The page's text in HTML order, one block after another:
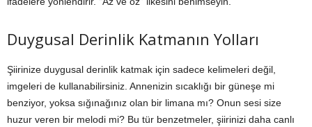
Duygusal Derinlik Katmanın Yolları
Şiirinize duygusal derinlik katmak için sadece kelimeleri değil,
imgeleri de kullanabilirsiniz. Annenizin sıcaklığı bir güneşe mi
benziyor, yoksa sığınağınız olan bir limana mı? Onun sesi size
huzur veren bir melodi mi? Bu tür benzetmeler, şiirinizi daha canlı